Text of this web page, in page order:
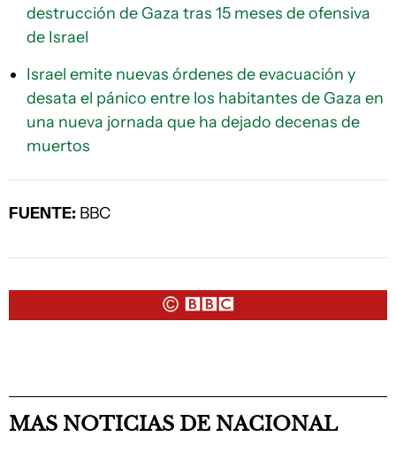
destrucción de Gaza tras 15 meses de ofensiva
de Israel
Israel emite nuevas órdenes de evacuación y
desata el pánico entre los habitantes de Gaza en
una nueva jornada que ha dejado decenas de
muertos
FUENTE: BBC
MAS NOTICIAS DE NACIONAL